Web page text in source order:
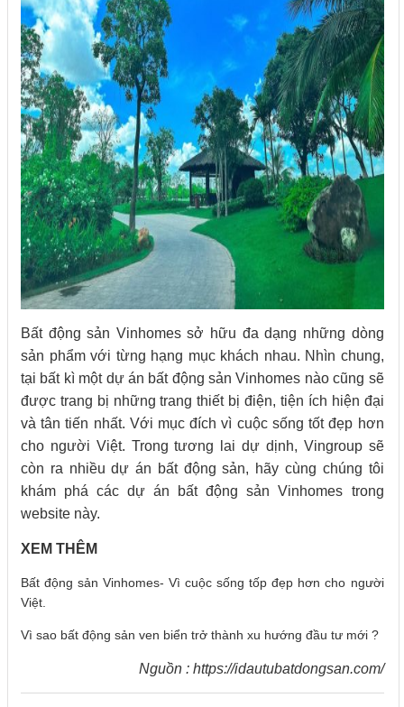
Bất động sản Vinhomes sở hữu đa dạng những dòng
sản phẩm với từng hạng mục khách nhau. Nhìn chung,
tại bất kì một dự án bất động sản Vinhomes nào cũng sẽ
được trang bị những trang thiết bị điện, tiện ích hiện đại
và tân tiến nhất. Với mục đích vì cuộc sống tốt đẹp hơn
cho người Việt. Trong tương lai dự dịnh, Vingroup sẽ
còn ra nhiều dự án bất động sản, hãy cùng chúng tôi
khám phá các dự án bất động sản Vinhomes trong
website này.
XEM THÊM
Bất động sản Vinhomes- Vì cuộc sống tốp đẹp hơn cho người
Việt.
Vì sao bất động sản ven biển trở thành xu hướng đầu tư mới ?
Nguồn : https://idautubatdongsan.com/